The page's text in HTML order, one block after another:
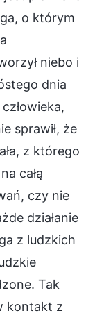
o którym
niebo i
dnia
sprawił, że
z którego
całą
czy nie
działanie
z ludzkich
Tak
kontakt z